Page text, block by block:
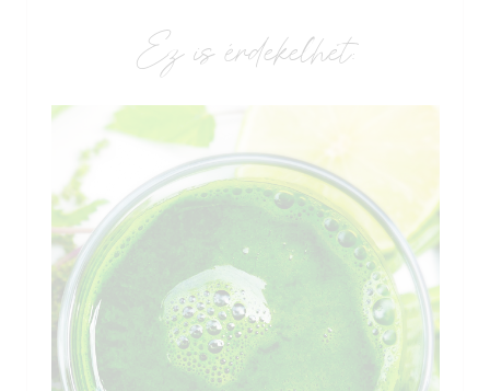
Ez is érdekelhet: